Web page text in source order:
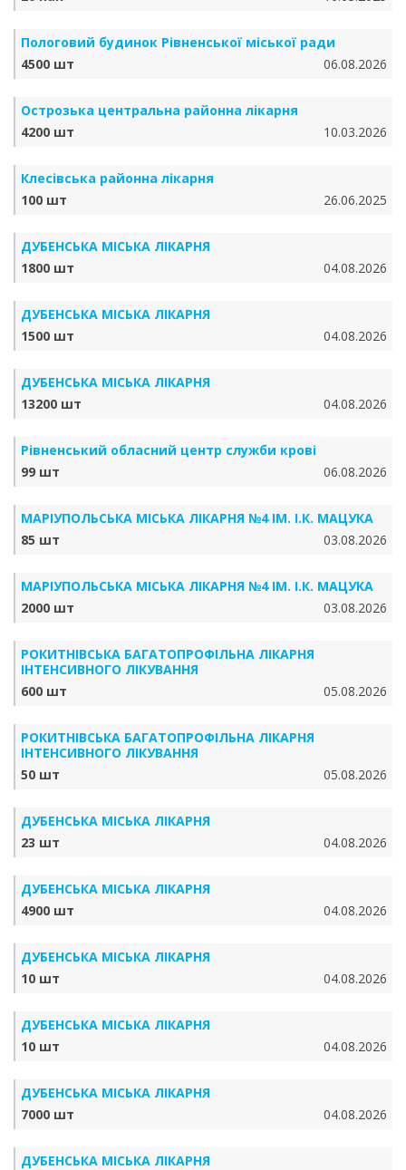
Пологовий будинок Рівненської міської ради
4500 шт
06.08.2026
Острозька центральна районна лікарня
4200 шт
10.03.2026
Клесівська районна лікарня
100 шт
26.06.2025
ДУБЕНСЬКА МІСЬКА ЛІКАРНЯ
1800 шт
04.08.2026
ДУБЕНСЬКА МІСЬКА ЛІКАРНЯ
1500 шт
04.08.2026
ДУБЕНСЬКА МІСЬКА ЛІКАРНЯ
13200 шт
04.08.2026
Рівненський обласний центр служби крові
99 шт
06.08.2026
МАРІУПОЛЬСЬКА МІСЬКА ЛІКАРНЯ №4 ІМ. І.К. МАЦУКА
85 шт
03.08.2026
МАРІУПОЛЬСЬКА МІСЬКА ЛІКАРНЯ №4 ІМ. І.К. МАЦУКА
2000 шт
03.08.2026
РОКИТНІВСЬКА БАГАТОПРОФІЛЬНА ЛІКАРНЯ
ІНТЕНСИВНОГО ЛІКУВАННЯ
600 шт
05.08.2026
РОКИТНІВСЬКА БАГАТОПРОФІЛЬНА ЛІКАРНЯ
ІНТЕНСИВНОГО ЛІКУВАННЯ
50 шт
05.08.2026
ДУБЕНСЬКА МІСЬКА ЛІКАРНЯ
23 шт
04.08.2026
ДУБЕНСЬКА МІСЬКА ЛІКАРНЯ
4900 шт
04.08.2026
ДУБЕНСЬКА МІСЬКА ЛІКАРНЯ
10 шт
04.08.2026
ДУБЕНСЬКА МІСЬКА ЛІКАРНЯ
10 шт
04.08.2026
ДУБЕНСЬКА МІСЬКА ЛІКАРНЯ
7000 шт
04.08.2026
ДУБЕНСЬКА МІСЬКА ЛІКАРНЯ